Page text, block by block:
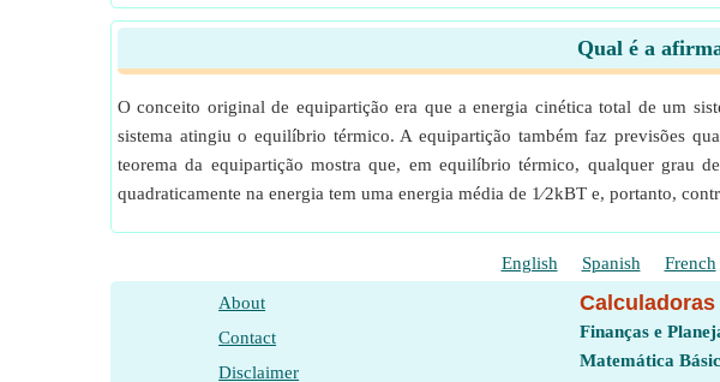
Qual é a
O conceito original de equipartição era que a energia cinética total de um
sistema atingiu o equilíbrio térmico. A equipartição também faz previsões
teorema da equipartição mostra que, em equilíbrio térmico, qualquer grau
quadraticamente na energia tem uma energia média de 1⁄2kBT e, portanto,
English Spanish French
About
Contact
Disclaimer
Finanças e
Matemática